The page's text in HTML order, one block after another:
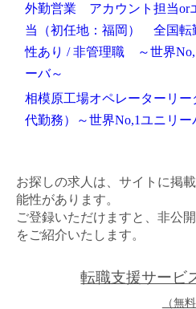
自動車・部品
化学
金属・素材
メディカル（医薬品・
医療・介護・福祉
外勤営業 アカウント担当or
当（初任地：福岡） 全国転
性あり / 非管理職 ～世界
ーバ～
相模原工場オペレーターリー
代勤務）～世界No,1ユニリー
お探しの求人は、サイトに掲
能性があります。
ご登録いただけますと、非公
をご紹介いたします。
転職支援サービ
（無料